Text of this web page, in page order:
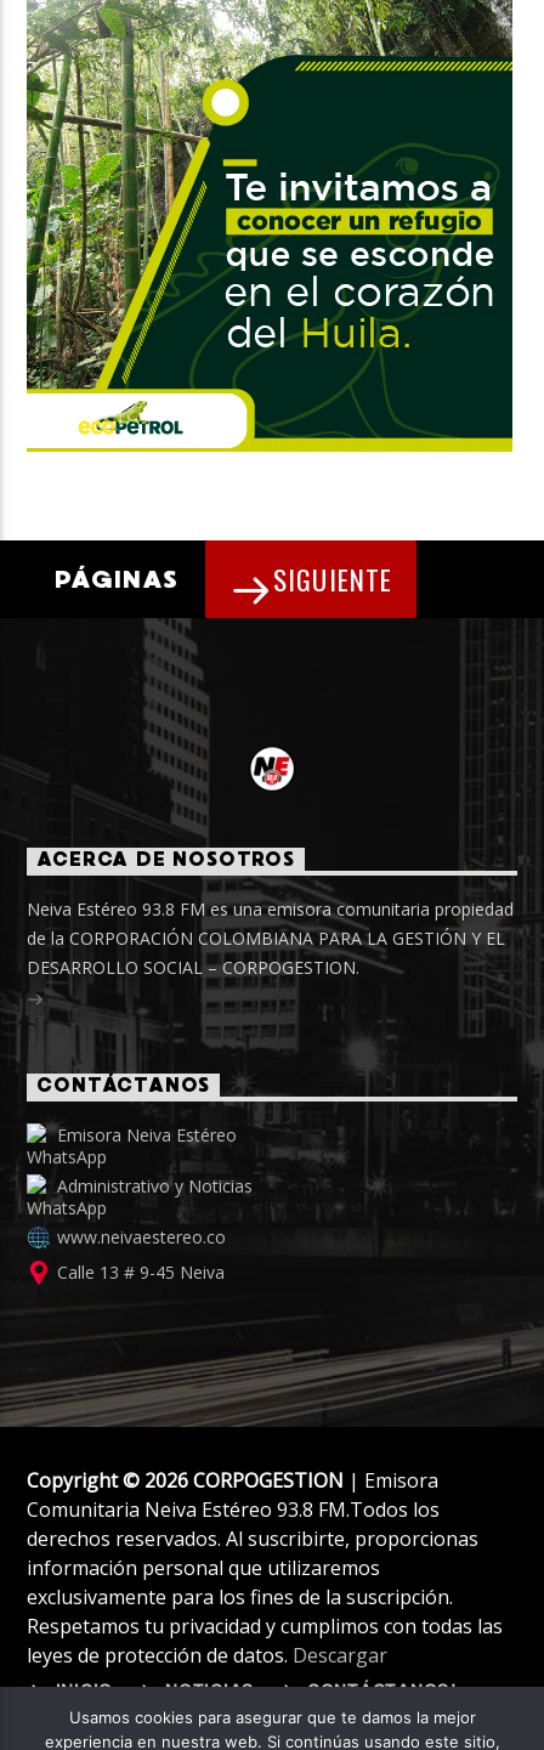
PÁGINAS SIGUIENTE
ACERCA DE NOSOTROS
Neiva Estéreo 93.8 FM es una emisora comunitaria propiedad
de la CORPORACIÓN COLOMBIANA PARA LA GESTIÓN Y EL
DESARROLLO SOCIAL – CORPOGESTION.
CONTÁCTANOS
Emisora Neiva Estéreo
Administrativo y Noticias
www.neivaestereo.co
Calle 13 # 9-45 Neiva
Copyright © 2026 CORPOGESTION | Emisora
Comunitaria Neiva Estéreo 93.8 FM.Todos los
derechos reservados. Al suscribirte, proporcionas
información personal que utilizaremos
exclusivamente para los fines de la suscripción.
Respetamos tu privacidad y cumplimos con todas las
leyes de protección de datos. Descargar
INICIO NOTICIAS CONTÁCTANOS!
Usamos cookies para asegurar que te damos la mejor
experiencia en nuestra web. Si continúas usando este sitio,